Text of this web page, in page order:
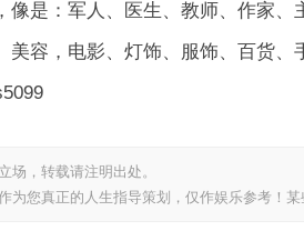
像是：军人、医生、教师、作家
美容，电影、灯饰、服饰、百货、
立场，转载请注明出处。
为您真正的人生指导策划，仅作娱乐参考！